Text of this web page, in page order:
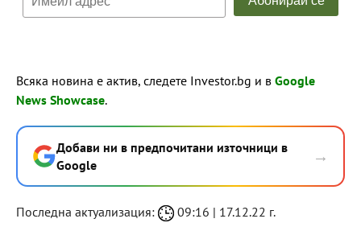
Всяка новина е актив, следете Investor.bg и в Google
News Showcase.
Добави ни в предпочитани източници в
Google
→
Последна актуализация: 09:16 | 17.12.22 г.